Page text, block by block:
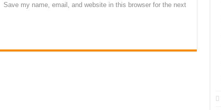
Save my name, email, and website in this browser for the next